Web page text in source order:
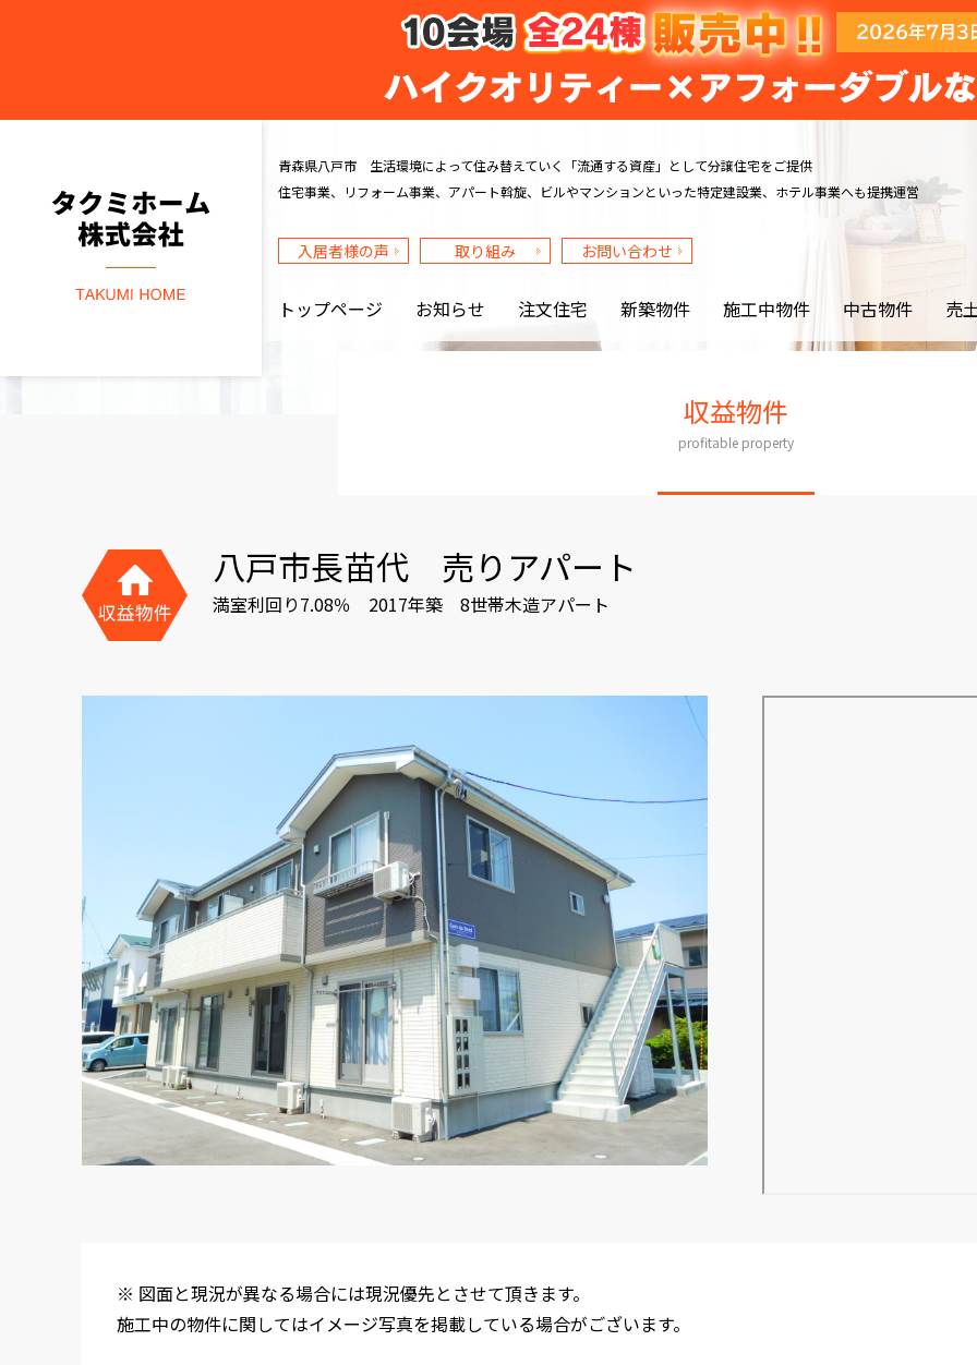
青森県八戸市 生活環境によって住み替えていく
「流通する資産」として分譲住宅をご提供
住宅事業、リフォーム事業、アパート斡旋、ビルやマンションといった特定建設業、ホテル事業へも提携運営
入居者様の声 取り組み お問い合わせ
トップページ お知らせ 注文住宅 新築物件 施工中物件 中古物件 売
収益物件
profitable property
八戸市長苗代 売りアパート
満室利回り7.08％ 2017年築 8世帯木造アパート
※ 図面と現況が異なる場合には現況優先とさせて頂きます。
施工中の物件に関してはイメージ写真を掲載している場合がございます。